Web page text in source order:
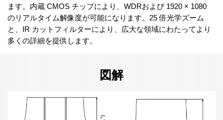
ます。内蔵 CMOS チップにより、WDRおよび 1920 × 1080
のリアルタイム解像度が可能になります。25 倍光学ズーム
と、IR カットフィルターにより、広大な領域にわたってより
多くの詳細を提供します。
図解